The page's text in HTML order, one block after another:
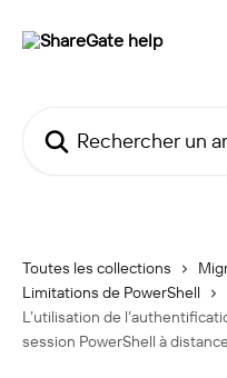
Toutes les collections
Limitations de PowerShell
L’utilisation de
session PowerShell à